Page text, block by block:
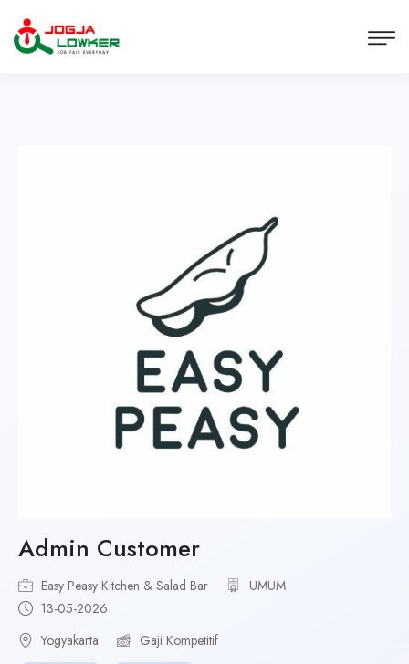
Admin Customer
Easy Peasy Kitchen & Salad Bar
UMUM
13-05-2026
Yogyakarta
Gaji Kompetitif